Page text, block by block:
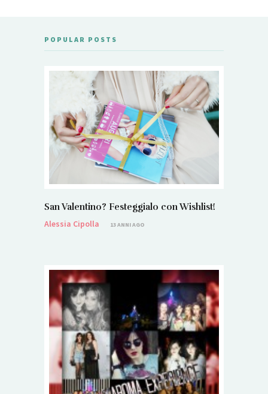
POPULAR POSTS
San Valentino? Festeggialo con Wishlist!
Alessia Cipolla
13 ANNI AGO